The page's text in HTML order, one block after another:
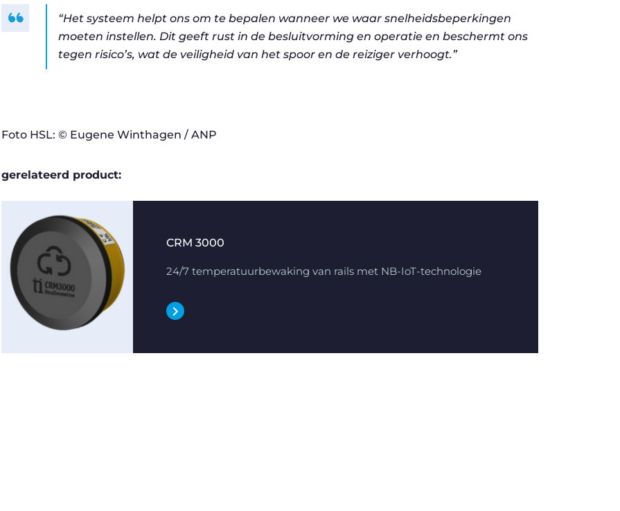
“Het systeem helpt ons om te bepalen wanneer we waar snelheidsbeperkingen
moeten instellen. Dit geeft rust in de besluitvorming en operatie en beschermt ons
tegen risico’s, wat de veiligheid van het spoor en de reiziger verhoogt.”
Foto HSL: © Eugene Winthagen / ANP
gerelateerd product:
CRM 3000
24/7 temperatuurbewaking van rails met NB-IoT-technologie